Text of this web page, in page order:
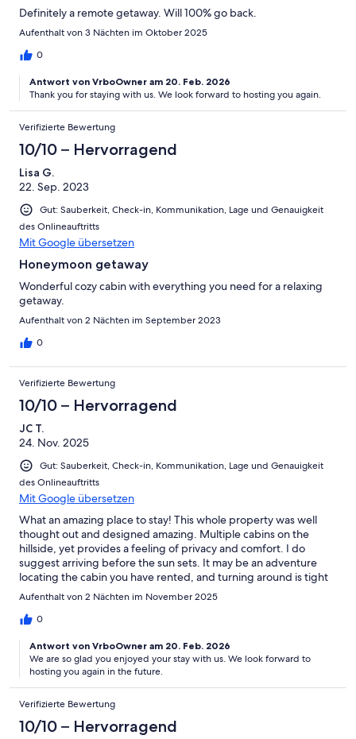
Definitely a remote getaway. Will 100% go back.
Aufenthalt von 3 Nächten im Oktober 2025
0
Antwort von VrboOwner am 20. Feb. 2026
Thank you for staying with us. We look forward to hosting you again.
Verifizierte Bewertung
10/10 – Hervorragend
Lisa G.
22. Sep. 2023
Gut: Sauberkeit, Check-in, Kommunikation, Lage und Genauigkeit
des Onlineauftritts
Mit Google übersetzen
Honeymoon getaway
Wonderful cozy cabin with everything you need for a relaxing
getaway.
Aufenthalt von 2 Nächten im September 2023
0
Verifizierte Bewertung
10/10 – Hervorragend
JC T.
24. Nov. 2025
Gut: Sauberkeit, Check-in, Kommunikation, Lage und Genauigkeit
des Onlineauftritts
Mit Google übersetzen
What an amazing place to stay! This whole property was well
thought out and designed amazing. Multiple cabins on the
hillside, yet provides a feeling of privacy and comfort. I do
suggest arriving before the sun sets. It may be an adventure
locating the cabin you have rented, and turning around is tight
in some (most) spots, though there is a turn around spot at the
recommend it to anyone, and I most certainly will be coming
Aufenthalt von 2 Nächten im November 2025
0
Antwort von VrboOwner am 20. Feb. 2026
We are so glad you enjoyed your stay with us. We look forward to
hosting you again in the future.
Verifizierte Bewertung
10/10 – Hervorragend